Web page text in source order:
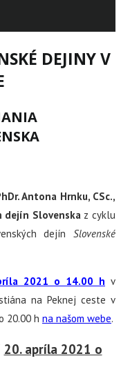
DEJINY V
Antona Hrnku, CSc.,
dejín Slovenska z cyklu
dejín Slovenské
2021 o 14.00 h v
na Peknej ceste v
20.00 h na našom webe.
20. apríla 2021 o